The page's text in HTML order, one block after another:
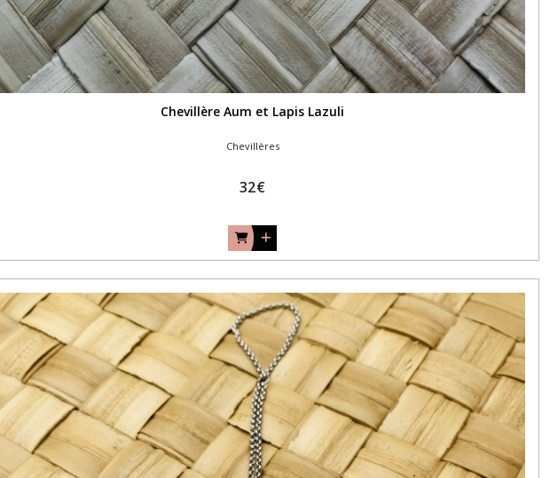
Chevillère Aum et Lapis Lazuli
Chevillères
32€